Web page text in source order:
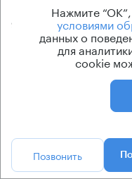
Площадь особняка
907 кв.м
Класс особняка
Позвонить
Нажмите
условиями
данных о
для
cookie